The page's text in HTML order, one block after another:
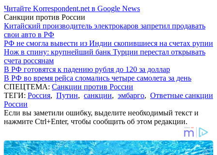
Читайте Korrespondent.net в Google News
Санкции против России
Китайский производитель электрокаров запретил продавать
свои авто в РФ
РФ не смогла вывести из Индии скопившиеся на счетах рупии
Нож в спину: крупнейший банк Турции перестал открывать
счета россянам
В РФ готовятся к падению рубля до 120 за доллар
В РФ во время рейса сломались четыре самолета за день
СПЕЦТЕМА: Санкции против России
ТЕГИ: Россия, Путин, санкции, эмбарго, Ответные санкции
России
Если вы заметили ошибку, выделите необходимый текст и
нажмите Ctrl+Enter, чтобы сообщить об этом редакции.